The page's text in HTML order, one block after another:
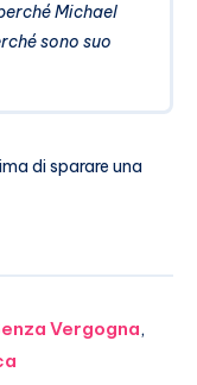
Michael
sono suo
di sparare una
Vergogna,